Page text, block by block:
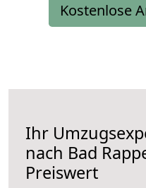
Kostenlose
Ihr
nach Bad
Preiswert